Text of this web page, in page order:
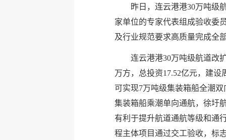
昨日，连云港港30万吨级
家单位的专家代表组成验收委
及行业规范要求高质量完成全
连云港港30万吨级航道改
万方，总投资17.52亿元，建
可实现7万吨级集装箱船全潮
集装箱船乘潮单向通航，徐圩
有利于提升航道通航等级和通
程主体项目通过交工验收，标